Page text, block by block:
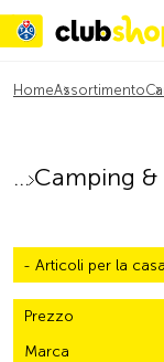
HomeAssortimento
Camping
- Articoli per la casa
Prezzo
Marca